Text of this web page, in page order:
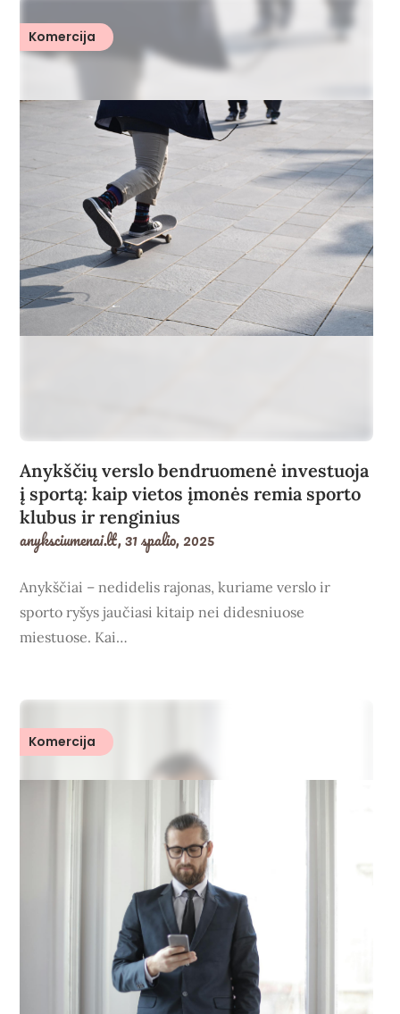
Komercija
Anykščių verslo bendruomenė investuoja
į sportą: kaip vietos įmonės remia sporto
klubus ir renginius
anyksciumenai.lt,31 spalio, 2025
Anykščiai – nedidelis rajonas, kuriame verslo ir
sporto ryšys jaučiasi kitaip nei didesniuose
miestuose. Kai…
Komercija